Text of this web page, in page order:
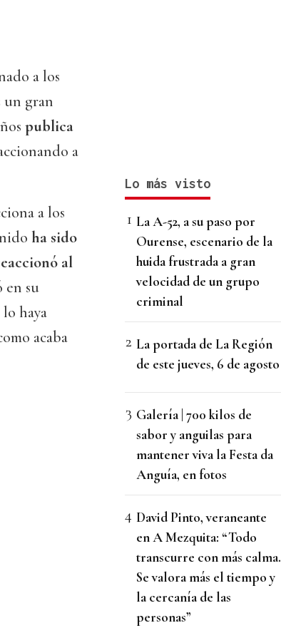
a los
un gran
publica
a
a los
ha sido
al
en su
haya
acaba
Lo más visto
La A-52, a su paso por
Ourense, escenario de la
huida frustrada a gran
velocidad de un grupo
criminal
La portada de La Región
de este jueves, 6 de agosto
Galería | 700 kilos de
sabor y anguilas para
mantener viva la Festa da
Anguía, en fotos
David Pinto, veraneante
en A Mezquita: “Todo
transcurre con más calma.
Se valora más el tiempo y
la cercanía de las
personas”